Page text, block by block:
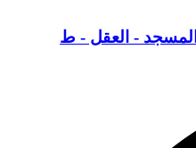
المسجد - العقل - ط